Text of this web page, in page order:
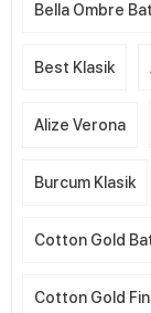
Bella Ombre
Best Klasik
Alize Verona
Burcum Klasik
Cotton Gold
Cotton Gold